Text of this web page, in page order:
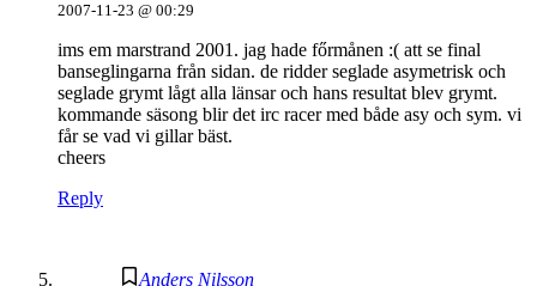
2007-11-23 @ 00:29
ims em marstrand 2001. jag hade főrmånen :( att se final
banseglingarna från sidan. de ridder seglade asymetrisk och
seglade grymt lågt alla länsar och hans resultat blev grymt.
kommande säsong blir det irc racer med både asy och sym. vi
får se vad vi gillar bäst.
cheers
Reply
Anders Nilsson